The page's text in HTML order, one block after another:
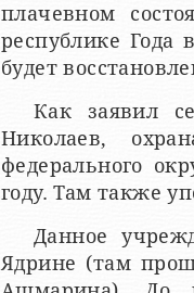
плачевном
республике Года
будет
Как заявил
Николаев,
федерального
году. Там также
Данное
Ядрине (там